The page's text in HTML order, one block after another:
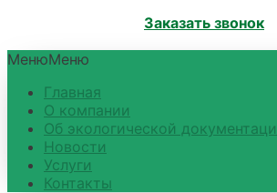
Заказать звонок
МенюМеню
Главная
О компании
Об экологической
Новости
Услуги
Контакты